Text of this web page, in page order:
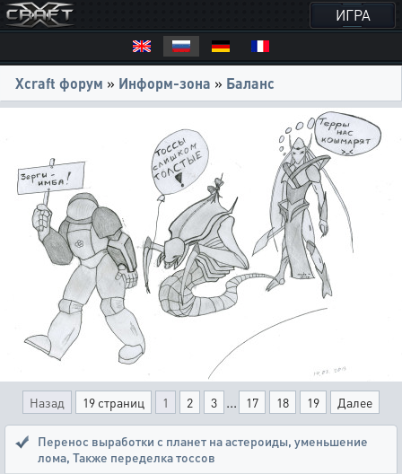
ИГРА
Xcraft форум » Информ-зона » Баланс
Назад 19 страниц 1 2 3 ... 17 18 19 Далее
Перенос выработки с планет на астероиды, уменьшение
лома, Также переделка тоссов